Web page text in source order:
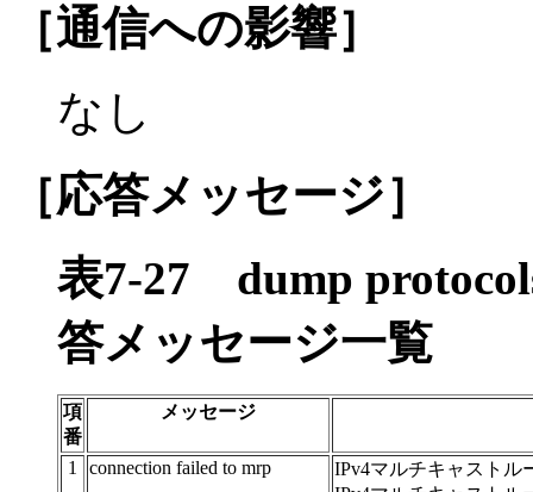
［通信への影響］
なし
［応答メッセージ］
表7-27 dump
答メッセージ一覧
項
番
メッセージ
1 connection failed to mrp
IPv4マルチキャストル